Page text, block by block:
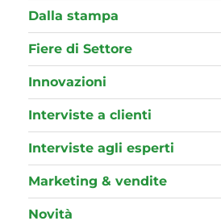
Dalla stampa
Fiere di Settore
Innovazioni
Interviste a clienti
Interviste agli esperti
Marketing & vendite
Novità